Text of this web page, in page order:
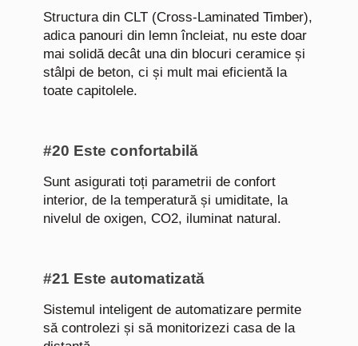
Structura din CLT (Cross-Laminated Timber),
adica panouri din lemn încleiat, nu este doar
mai solidă decât una din blocuri ceramice și
stâlpi de beton, ci și mult mai eficientă la
toate capitolele.
#20 Este confortabilă
Sunt asigurati toți parametrii de confort
interior, de la temperatură și umiditate, la
nivelul de oxigen, CO2, iluminat natural.
#21 Este automatizată
Sistemul inteligent de automatizare permite
să controlezi și să monitorizezi casa de la